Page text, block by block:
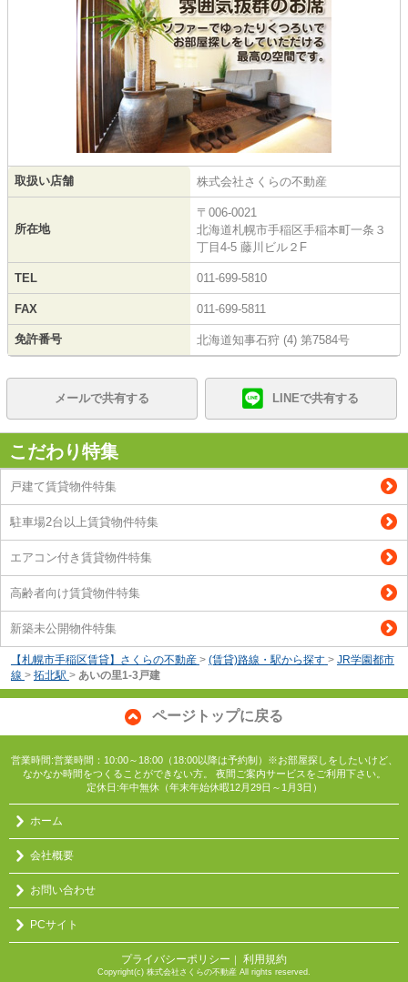
取扱い店舗 株式会社さくらの不動産
所在地
〒006-0021
北海道札幌市手稲区手稲本町一条３
丁目4-5 藤川ビル２F
TEL 011-699-5810
FAX 011-699-5811
免許番号 北海道知事石狩 (4) 第7584号
メールで共有する LINEで共有する
こだわり特集
戸建て賃貸物件特集
駐車場2台以上賃貸物件特集
エアコン付き賃貸物件特集
高齢者向け賃貸物件特集
新築未公開物件特集
【札幌市手稲区賃貸】さくらの不動産 > (賃貸)路線・駅から探す > JR学園都市
線 > 拓北駅 > あいの里1-3戸建
ページトップに戻る
営業時間:営業時間：10:00～18:00（18:00以降は予約制）※お部屋探しをしたいけど、
なかなか時間をつくることができない方。 夜間ご案内サービスをご利用下さい。
定休日:年中無休（年末年始休暇12月29日～1月3日）
ホーム
会社概要
お問い合わせ
PCサイト
プライバシーポリシー ｜ 利用規約
Copyright(c) 株式会社さくらの不動産 All rights reserved.